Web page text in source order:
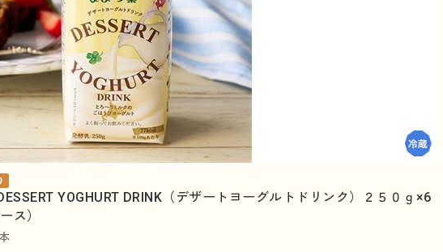
YOGHURT DRINK（デザートヨーグルトドリンク）２５０ｇ×6
ス）